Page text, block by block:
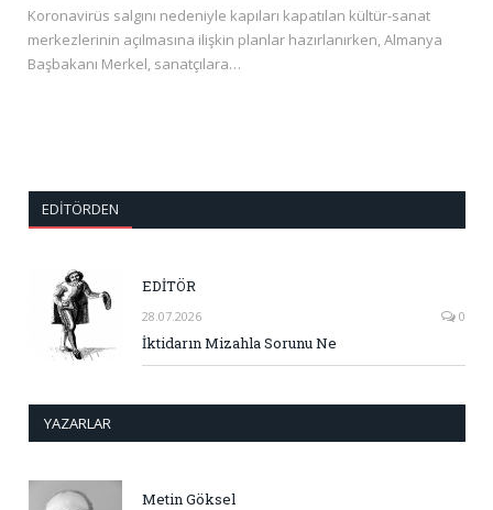
Koronavirüs salgını nedeniyle kapıları kapatılan kültür-sanat
merkezlerinin açılmasına ilişkin planlar hazırlanırken, Almanya
Başbakanı Merkel, sanatçılara…
EDITÖRDEN
EDİTÖR
28.07.2026 0
İktidarın Mizahla Sorunu Ne
YAZARLAR
Metin Göksel